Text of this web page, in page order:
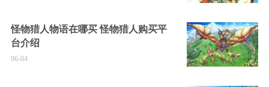
怪物猎人物语在哪买 怪物猎人购买平
台介绍
06-04